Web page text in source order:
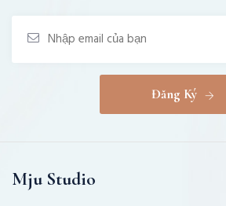
Đăng Ký
Mju Studio